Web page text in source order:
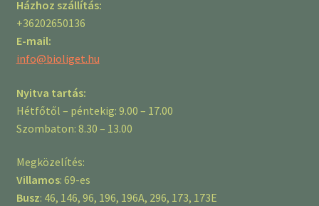
Házhoz szállítás:
+36202650136
E-mail:
info@bioliget.hu
Nyitva tartás:
Hétfőtől – péntekig: 9.00 – 17.00
Szombaton: 8.30 – 13.00
Megközelítés:
Villamos: 69-es
Busz: 46, 146, 96, 196, 196A, 296, 173, 173E